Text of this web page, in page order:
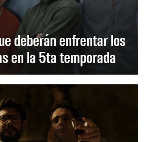
deberán enfrentar los
en la 5ta temporada